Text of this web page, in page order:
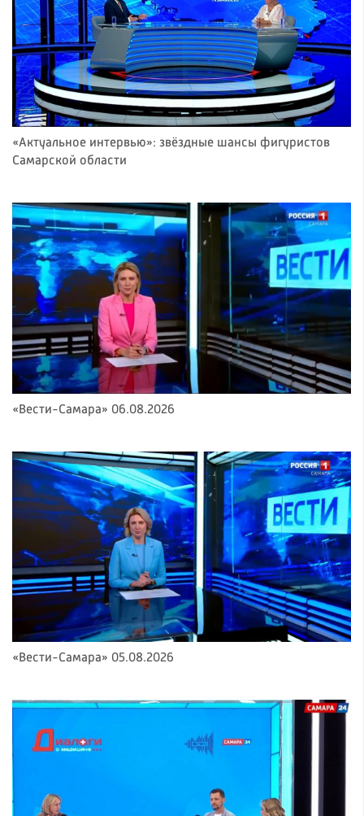
«Актуальное интервью»: звёздные шансы фигуристов
Самарской области
«Вести-Самара» 06.08.2026
«Вести-Самара» 05.08.2026